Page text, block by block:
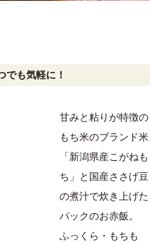
でも気軽に！
甘みと粘りが特徴の
もち米のブランド米
「新潟県産こがねも
ち」と国産ささげ豆
の煮汁で炊き上げた
パックのお赤飯。
ふっくら・もちも